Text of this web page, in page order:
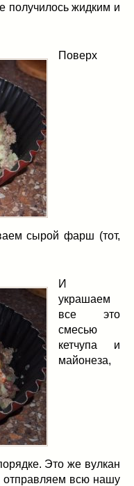
получилось жидким и
Поверх
сырой фарш (тот,
И
украшаем
все это
смесью
кетчупа и
майонеза,
Это же вулкан
отправляем всю нашу